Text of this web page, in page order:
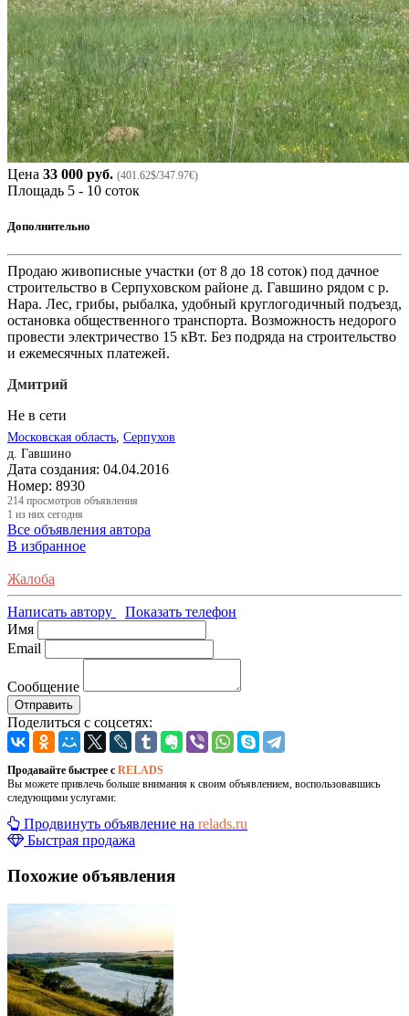
Цена 33 000 руб. (401.62$/347.97€)
Площадь 5 - 10 соток
Дополнительно
Продаю живописные участки (от 8 до 18 соток) под дачное
строительство в Серпуховском районе д. Гавшино рядом с р.
Нара. Лес, грибы, рыбалка, удобный круглогодичный подъезд,
остановка общественного транспорта. Возможность недорого
провести электричество 15 кВт. Без подряда на строительство
и ежемесячных платежей.
Дмитрий
Не в сети
Московская область, Серпухов
д. Гавшино
Дата создания: 04.04.2016
Номер: 8930
214 просмотров объявления
1 из них сегодня
Все объявления автора
В избранное
Жалоба
Написать автору
Показать телефон
Имя
Email
Сообщение
Отправить
Поделиться с соцсетях:
Продавайте быстрее с RELADS
Вы можете привлечь больше внимания к своим объявлением, воспользовавшись
следующими услугами:
Продвинуть объявление на relads.ru
Быстрая продажа
Похожие объявления